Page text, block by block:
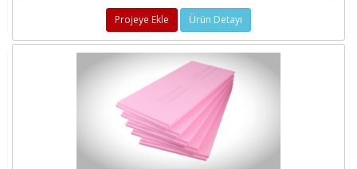
Projeye Ekle Ürün Detayı